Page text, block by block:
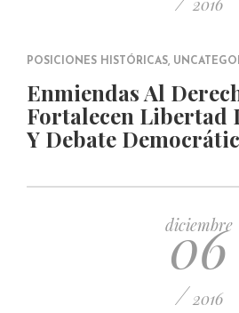
2016
POSICIONES HISTÓRICAS,
Enmiendas Al
Fortalecen Libertad
Y Debate
diciembre
06
/ 2016